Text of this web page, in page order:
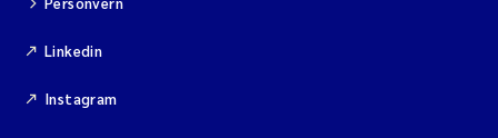
Linkedin
Instagram